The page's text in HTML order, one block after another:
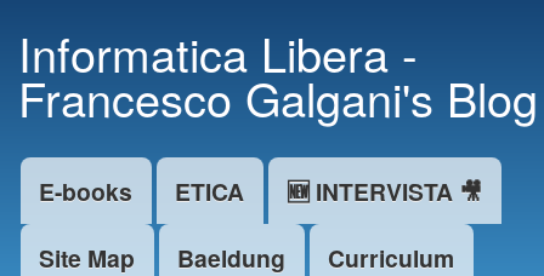
main
content
Informatica Libera -
Francesco Galgani's Blog
Main menu
E-books ETICA
🆕 INTERVISTA 🎥
Site Map
Baeldung
Curriculum